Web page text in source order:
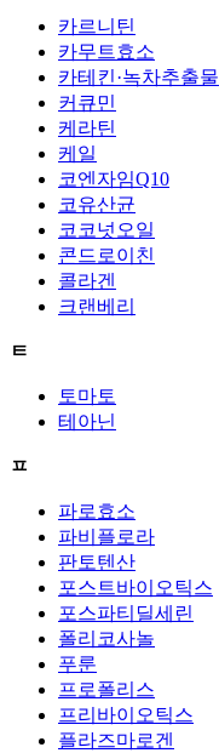
카르니틴
카무트효소
카테킨·녹차추출물
커큐민
케라틴
케일
코엔자임Q10
코유산균
코코넛오일
콘드로이친
콜라겐
크랜베리
ㅌ
토마토
테아닌
ㅍ
파로효소
파비플로라
판토텐산
포스트바이오틱스
포스파티딜세린
폴리코사놀
푸룬
프로폴리스
프리바이오틱스
플라즈마로겐